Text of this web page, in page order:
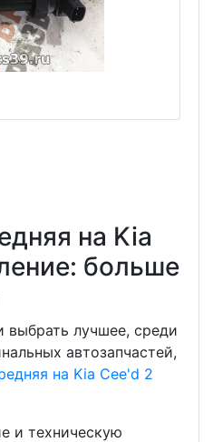
на Kia
больше
лучшее, среди
автозапчастей,
на Kia Cee'd 2
и техническую